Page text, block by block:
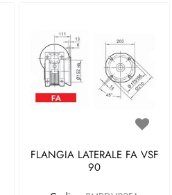
FLANGIA LATERALE FA VSF
90